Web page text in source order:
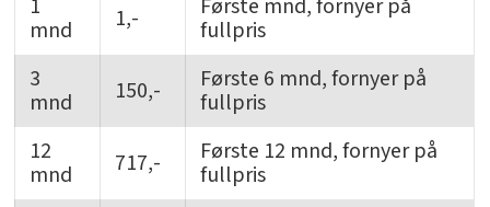
1
mnd 1,- Første mnd, fornyer på
fullpris
3
mnd 150,- Første 6 mnd, fornyer på
fullpris
12
mnd 717,- Første 12 mnd, fornyer på
fullpris